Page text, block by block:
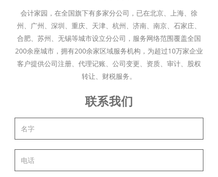
会计家园，在全国旗下有多家分公司，已在北京、上海、徐
州、广州、深圳、重庆、天津、杭州、济南、南京、石家庄、
合肥、苏州、无锡等城市设立分公司，服务网络范围覆盖全国
200余座城市，拥有200余家区域服务机构，为超过10万家企业
客户提供公司注册、代理记账、公司变更、资质、审计、股权
转让、财税服务。
联系我们